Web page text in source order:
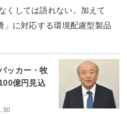
くしては語れない。加えて
」に対応する環境配慮型製品
ッカー・牧
億円見込